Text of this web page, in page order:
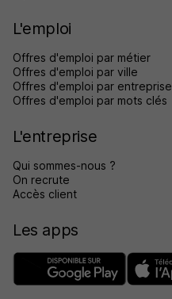
L'emploi
Offres d'emploi par métier
Offres d'emploi par ville
Offres d'emploi par entreprise
Offres d'emploi par mots clés
L'entreprise
Qui sommes-nous ?
On recrute
Accès client
Les apps